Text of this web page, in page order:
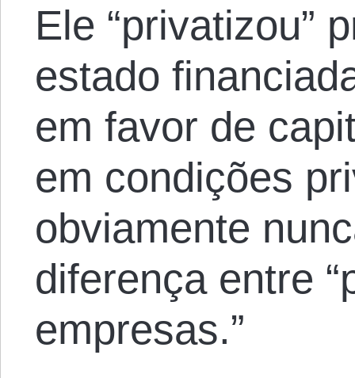
Ele “privatizou”
estado
em favor de
em condições
obviamente
diferença entre
empresas.”